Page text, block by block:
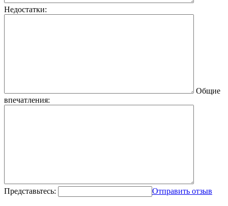
Недостатки:
Общие
впечатления:
Представьтесь: Отправить отзыв